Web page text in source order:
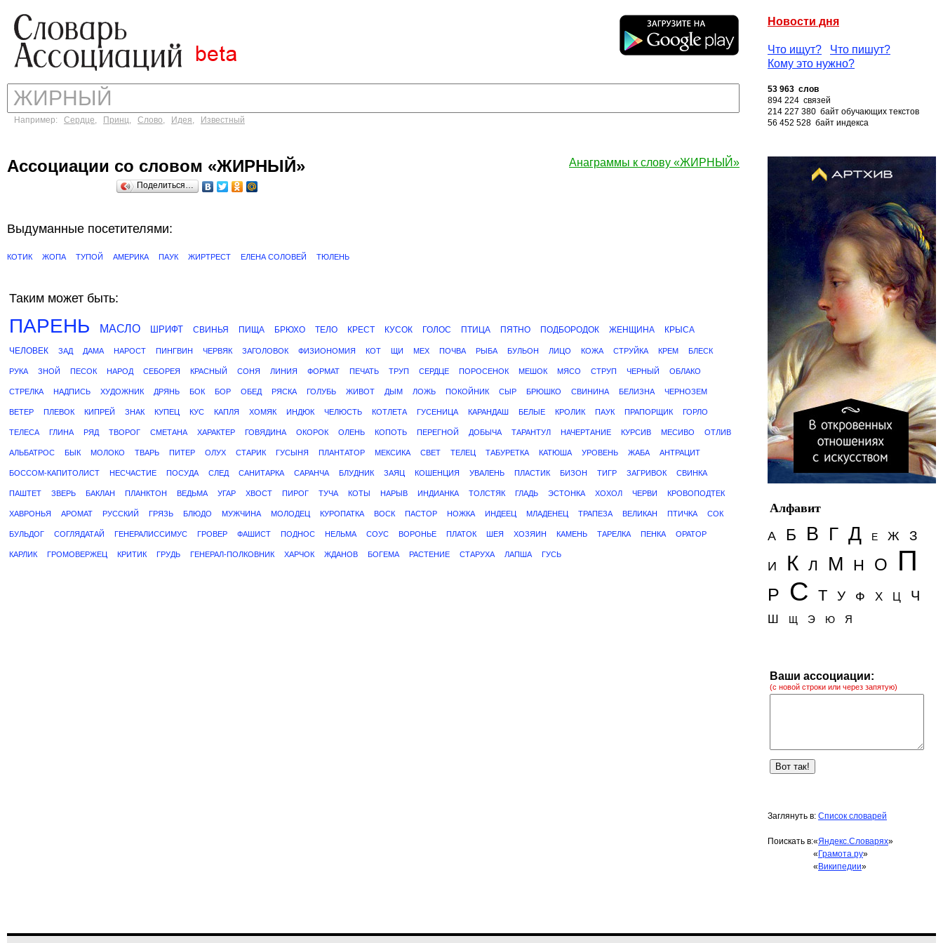
Новости дня
Что ищут?
Что пишут?
Кому это нужно?
Например: Сердце, Принц, Слово, Идея, Известный
53 963 слов
894 224 связей
214 227 380 байт обучающих текстов
56 452 528 байт индекса
Анаграммы к слову «ЖИРНЫЙ»
Ассоциации со словом «ЖИРНЫЙ»
Поделиться…
Выдуманные посетителями:
КОТИК ЖОПА ТУПОЙ АМЕРИКА ПАУК ЖИРТРЕСТ ЕЛЕНА СОЛОВЕЙ ТЮЛЕНЬ
Таким может быть:
ПАРЕНЬ МАСЛО ШРИФТ СВИНЬЯ ПИЩА БРЮХО ТЕЛО КРЕСТ КУСОК ГОЛОС ПТИЦА ПЯТНО ПОДБОРОДОК ЖЕНЩИНА КРЫСА
ЧЕЛОВЕК ЗАД ДАМА НАРОСТ ПИНГВИН ЧЕРВЯК ЗАГОЛОВОК ФИЗИОНОМИЯ КОТ ЩИ МЕХ ПОЧВА РЫБА БУЛЬОН ЛИЦО КОЖА СТРУЙКА КРЕМ БЛЕСК
РУКА ЗНОЙ ПЕСОК НАРОД СЕБОРЕЯ КРАСНЫЙ СОНЯ ЛИНИЯ ФОРМАТ ПЕЧАТЬ ТРУП СЕРДЦЕ ПОРОСЕНОК МЕШОК МЯСО СТРУП ЧЕРНЫЙ ОБЛАКО
СТРЕЛКА НАДПИСЬ ХУДОЖНИК ДРЯНЬ БОК БОР ОБЕД РЯСКА ГОЛУБЬ ЖИВОТ ДЫМ ЛОЖЬ ПОКОЙНИК СЫР БРЮШКО СВИНИНА БЕЛИЗНА ЧЕРНОЗЕМ
ВЕТЕР ПЛЕВОК КИПРЕЙ ЗНАК КУПЕЦ КУС КАПЛЯ ХОМЯК ИНДЮК ЧЕЛЮСТЬ КОТЛЕТА ГУСЕНИЦА КАРАНДАШ БЕЛЫЕ КРОЛИК ПАУК ПРАПОРЩИК ГОРЛО
ТЕЛЕСА ГЛИНА РЯД ТВОРОГ СМЕТАНА ХАРАКТЕР ГОВЯДИНА ОКОРОК ОЛЕНЬ КОПОТЬ ПЕРЕГНОЙ ДОБЫЧА ТАРАНТУЛ НАЧЕРТАНИЕ КУРСИВ МЕСИВО ОТЛИВ
АЛЬБАТРОС БЫК МОЛОКО ТВАРЬ ПИТЕР ОЛУХ СТАРИК ГУСЫНЯ ПЛАНТАТОР МЕКСИКА СВЕТ ТЕЛЕЦ ТАБУРЕТКА КАТЮША УРОВЕНЬ ЖАБА АНТРАЦИТ
БОССОМ-КАПИТОЛИСТ НЕСЧАСТИЕ ПОСУДА СЛЕД САНИТАРКА САРАНЧА БЛУДНИК ЗАЯЦ КОШЕНЦИЯ УВАЛЕНЬ ПЛАСТИК БИЗОН ТИГР ЗАГРИВОК СВИНКА
ПАШТЕТ ЗВЕРЬ БАКЛАН ПЛАНКТОН ВЕДЬМА УГАР ХВОСТ ПИРОГ ТУЧА КОТЫ НАРЫВ ИНДИАНКА ТОЛСТЯК ГЛАДЬ ЭСТОНКА ХОХОЛ ЧЕРВИ КРОВОПОДТЕК
ХАВРОНЬЯ АРОМАТ РУССКИЙ ГРЯЗЬ БЛЮДО МУЖЧИНА МОЛОДЕЦ КУРОПАТКА ВОСК ПАСТОР НОЖКА ИНДЕЕЦ МЛАДЕНЕЦ ТРАПЕЗА ВЕЛИКАН ПТИЧКА СОК
БУЛЬДОГ СОГЛЯДАТАЙ ГЕНЕРАЛИССИМУС ГРОВЕР ФАШИСТ ПОДНОС НЕЛЬМА СОУС ВОРОНЬЕ ПЛАТОК ШЕЯ ХОЗЯИН КАМЕНЬ ТАРЕЛКА ПЕНКА ОРАТОР
КАРЛИК ГРОМОВЕРЖЕЦ КРИТИК ГРУДЬ ГЕНЕРАЛ-ПОЛКОВНИК ХАРЧОК ЖДАНОВ БОГЕМА РАСТЕНИЕ СТАРУХА ЛАПША ГУСЬ
Алфавит
А
Б В Г Д Е Ж З
И К Л М Н О П
Р С Т У Ф Х Ц Ч
Ш Щ Э Ю Я
Ваши ассоциации:
(с новой строки или через запятую)
Заглянуть в: Список словарей
Поискать в:«Яндекс.Словарях»
« Грамота.ру»
« Википедии»